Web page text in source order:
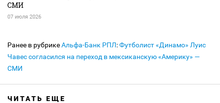
СМИ
07 июля 2026
Ранее в рубрикеАльфа-Банк РПЛ:Футболист «Динамо» Луис
Чавес согласился на переход в мексиканскую «Америку» —
СМИ
ЧИТАТЬ ЕЩЕ